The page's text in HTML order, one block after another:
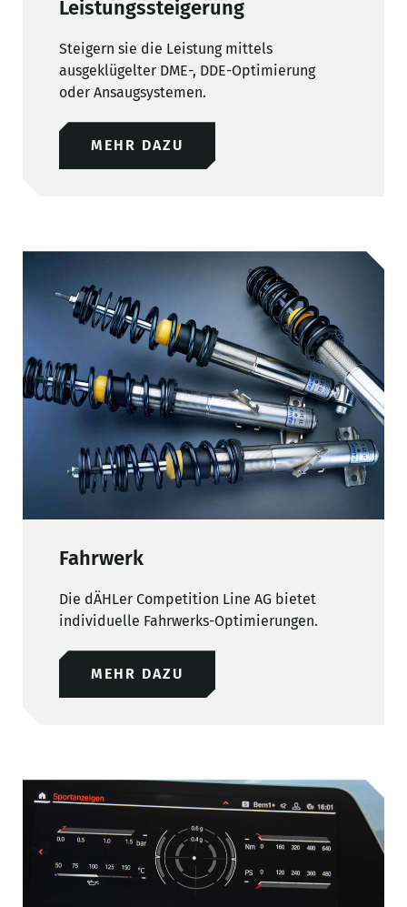
Leistungssteigerung
Steigern sie die Leistung mittels
ausgeklügelter DME-, DDE-Optimierung
oder Ansaugsystemen.
MEHR DAZU
Fahrwerk
Die dÄHLer Competition Line AG bietet
individuelle Fahrwerks-Optimierungen.
MEHR DAZU